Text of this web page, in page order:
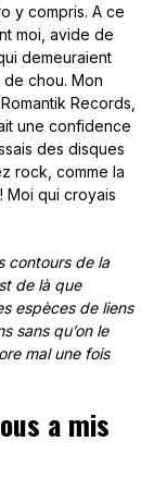
y compris. A ce
moi, avide de
demeuraient
de chou. Mon
Records,
une confidence
des disques
rock, comme la
Moi qui croyais
contours de la
de là que
espèces de liens
sans qu’on le
mal une fois
a mis